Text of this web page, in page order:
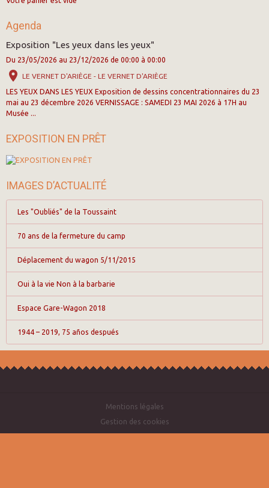
Agenda
Exposition "Les yeux dans les yeux"
Du 23/05/2026 au 23/12/2026 de 00:00 à 00:00
LE VERNET D'ARIÈGE - LE VERNET D'ARIÈGE
LES YEUX DANS LES YEUX Exposition de dessins concentrationnaires du 23
mai au 23 décembre 2026 VERNISSAGE : SAMEDI 23 MAI 2026 à 17H au
Musée ...
EXPOSITION EN PRÊT
IMAGES D’ACTUALITÉ
Les "Oubliés" de la Toussaint
70 ans de la fermeture du camp
Déplacement du wagon 5/11/2015
Oui à la vie Non à la barbarie
Espace Gare-Wagon 2018
1944 – 2019, 75 años después
Mentions légales
Gestion des cookies